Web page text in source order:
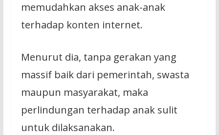
memudahkan akses anak-anak
terhadap konten internet.
Menurut dia, tanpa gerakan yang
massif baik dari pemerintah, swasta
maupun masyarakat, maka
perlindungan terhadap anak sulit
untuk dilaksanakan.